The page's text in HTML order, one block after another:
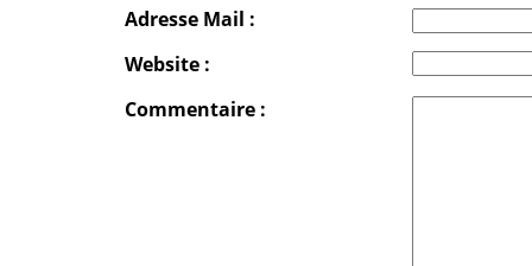
Adresse Mail :
Website :
Commentaire :